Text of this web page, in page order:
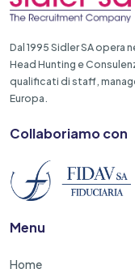
Dal 1995 Sidler SA
Head Hunting e
qualificati di staff,
Europa.
Collaboriamo con
Menu
Home